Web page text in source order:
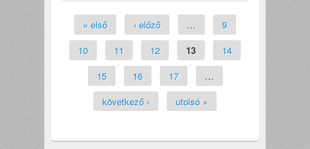
Oldalak
« első ‹ előző …
9
10
11 12 13
14
15
16 17
…
következő ›
utolsó »